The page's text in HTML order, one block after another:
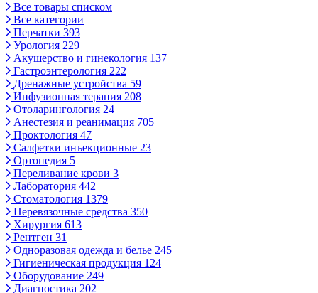
Все товары списком
Все категории
Перчатки 393
Урология 229
Акушерство и гинекология 137
Гастроэнтерология 222
Дренажные устройства 59
Инфузионная терапия 208
Отоларингология 24
Анестезия и реанимация 705
Проктология 47
Салфетки инъекционные 23
Ортопедия 5
Переливание крови 3
Лаборатория 442
Стоматология 1379
Перевязочные средства 350
Хирургия 613
Рентген 31
Одноразовая одежда и белье 245
Гигиеническая продукция 124
Оборудование 249
Диагностика 202